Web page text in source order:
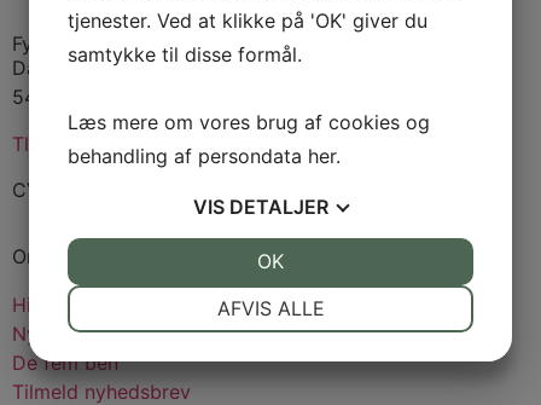
Fynsk Landbrugs Event Forening
Damsbovej 11
5492 Vissenbjerg
Tlf:
4032 0069
CVR: 53922910
Om dyrskuet
Historien
Nyheder
De fem ben
Tilmeld nyhedsbrev
tjenester. Ved at klikke på 'OK' giver du
samtykke til disse formål.
Læs mere om vores brug af cookies og
behandling af persondata her.
VIS DETALJER
MARKETING
AFVIS ALLE
OK